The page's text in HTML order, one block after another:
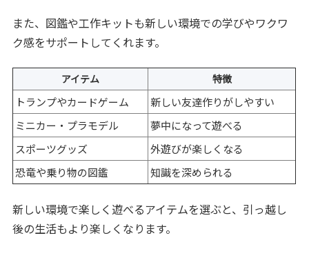
また、図鑑や工作キットも新しい環境での学びやワクワ
ク感をサポートしてくれます。
アイテム 特徴
トランプやカードゲーム
新しい友達作りがしやすい
ミニカー・プラモデル
夢中になって遊べる
スポーツグッズ
外遊びが楽しくなる
恐竜や乗り物の図鑑
知識を深められる
新しい環境で楽しく遊べるアイテムを選ぶと、引っ越し
後の生活もより楽しくなります。